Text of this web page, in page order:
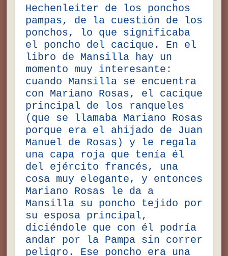
Hechenleiter de los ponchos
pampas, de la cuestión de los
ponchos, lo que significaba
el poncho del cacique. En el
libro de Mansilla hay un
momento muy interesante:
cuando Mansilla se encuentra
con Mariano Rosas, el cacique
principal de los ranqueles
(que se llamaba Mariano Rosas
porque era el ahijado de Juan
Manuel de Rosas) y le regala
una capa roja que tenía él
del ejército francés, una
cosa muy elegante, y entonces
Mariano Rosas le da a
Mansilla su poncho tejido por
su esposa principal,
diciéndole que con él podría
andar por la Pampa sin correr
peligro. Ese poncho era una